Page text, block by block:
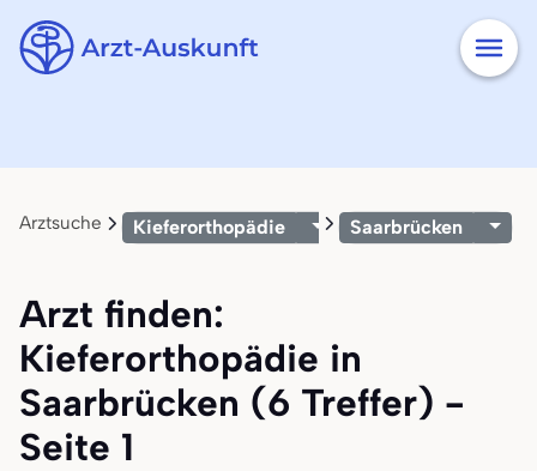
Arztsuche Kieferorthopädie Saarbrücken
Arzt finden:
Kieferorthopädie in
Saarbrücken (6 Treffer) -
Seite 1